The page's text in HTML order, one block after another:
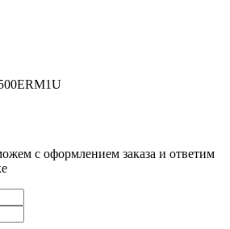
с оформлением заказа и ответим